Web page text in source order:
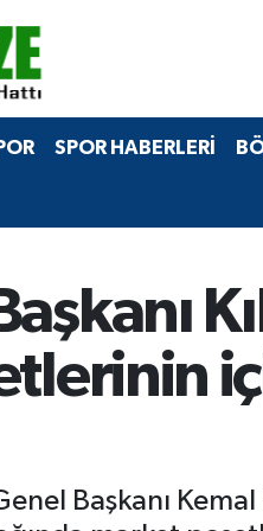
SPOR HABERLERİ
Başkanı